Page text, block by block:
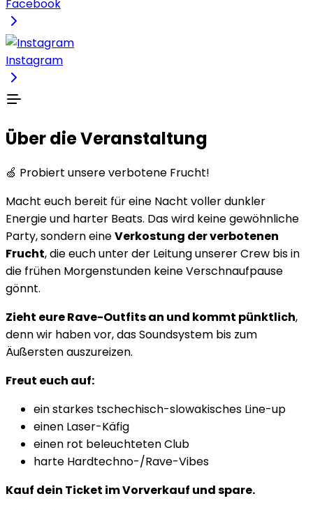
Facebook
Instagram
Über die Veranstaltung
🍏 Probiert unsere verbotene Frucht!
Macht euch bereit für eine Nacht voller dunkler
Energie und harter Beats. Das wird keine gewöhnliche
Party, sondern eineVerkostung der verbotenen
Frucht, die euch unter der Leitung unserer Crew bis in
die frühen Morgenstunden keine Verschnaufpause
gönnt.
Zieht eure Rave-Outfits an und kommt pünktlich,
denn wir haben vor, das Soundsystem bis zum
Äußersten auszureizen.
Freut euch auf:
ein starkes tschechisch-slowakisches Line-up
einen Laser-Käfig
einen rot beleuchteten Club
harte Hardtechno-/Rave-Vibes
Kauf dein Ticket im Vorverkauf und spare.